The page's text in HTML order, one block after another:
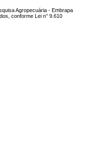
Agropecuária - Embrapa
conforme Lei n° 9.610